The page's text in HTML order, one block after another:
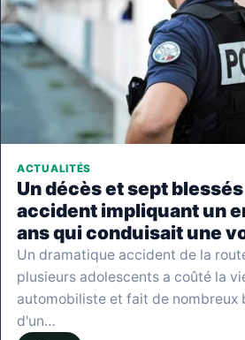
ACTUALITÉS
Un décès et sept
accident impliquant un
ans qui conduisait une
Un dramatique accident de la
plusieurs adolescents a coûté la
automobiliste et fait de nombreux
d'un…